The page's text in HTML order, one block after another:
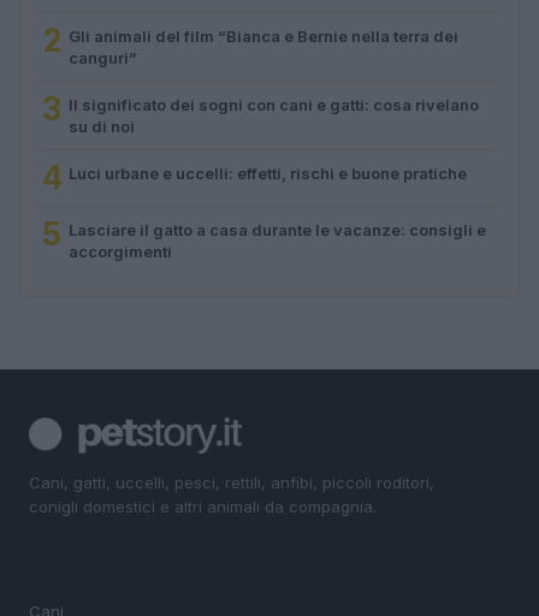
2 Gli animali del film “Bianca e Bernie nella terra dei
canguri”
3 Il significato dei sogni con cani e gatti: cosa rivelano
su di noi
4 Luci urbane e uccelli: effetti, rischi e buone pratiche
5 Lasciare il gatto a casa durante le vacanze: consigli e
accorgimenti
Cani, gatti, uccelli, pesci, rettili, anfibi, piccoli roditori,
conigli domestici e altri animali da compagnia.
Cani